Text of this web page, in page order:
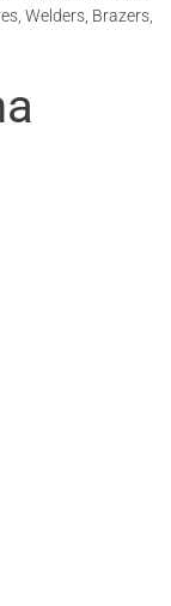
Welders, Brazers,